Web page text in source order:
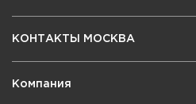
КОНТАКТЫ МОСКВА
Компания